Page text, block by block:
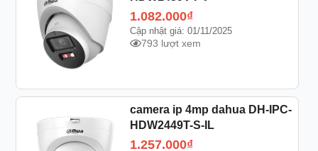
1.082.000₫
Cập nhật giá: 01/11/2025
793 lượt xem
camera ip 4mp dahua DH-IPC-
HDW2449T-S-IL
1.257.000₫